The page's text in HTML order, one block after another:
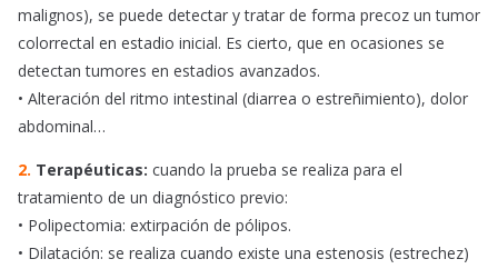
malignos), se puede detectar y tratar de forma precoz un tumor
colorrectal en estadio inicial. Es cierto, que en ocasiones se
detectan tumores en estadios avanzados.
• Alteración del ritmo intestinal (diarrea o estreñimiento), dolor
abdominal…
2. Terapéuticas: cuando la prueba se realiza para el
tratamiento de un diagnóstico previo:
• Polipectomia: extirpación de pólipos.
• Dilatación: se realiza cuando existe una estenosis (estrechez)